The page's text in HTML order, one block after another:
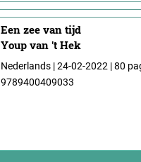
Een zee van tijd
Youp van 't Hek
Nederlands | 24-02-2022 | 80
9789400409033